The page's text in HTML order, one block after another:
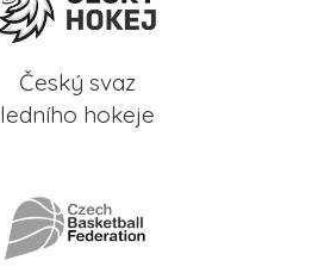
Český svaz
ledního hokeje